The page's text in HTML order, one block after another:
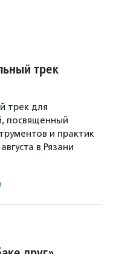
трек
трек для
посвященный
и практик
в Рязани